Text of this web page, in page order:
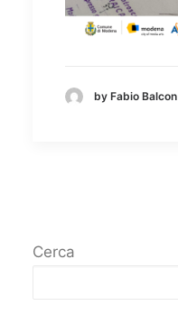
by Fabio Balcon
Cerca